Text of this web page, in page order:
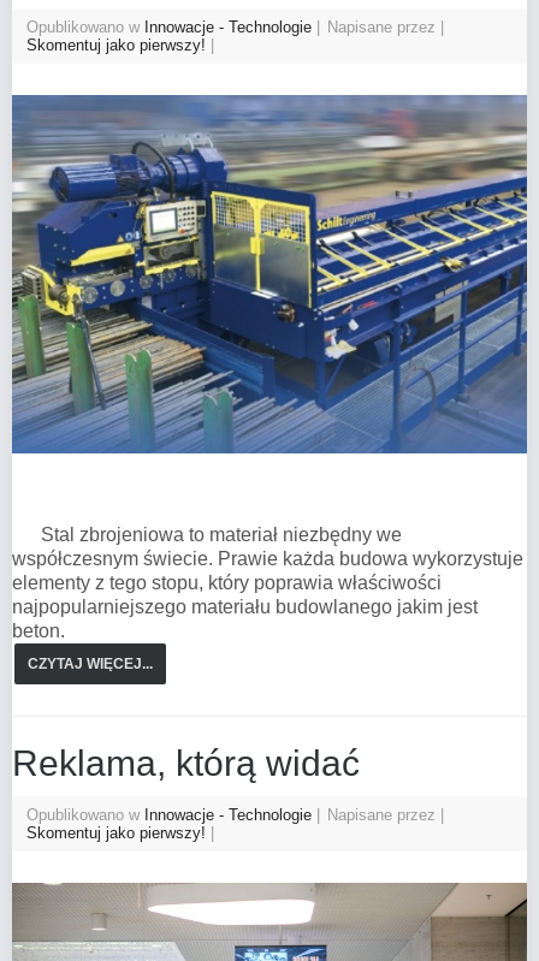
Opublikowano w Innowacje - Technologie
Napisane przez
Skomentuj jako pierwszy!
Stal zbrojeniowa to materiał niezbędny we
współczesnym świecie. Prawie każda budowa wykorzystuje
elementy z tego stopu, który poprawia właściwości
najpopularniejszego materiału budowlanego jakim jest
beton.
CZYTAJ WIĘCEJ...
Reklama, którą widać
Opublikowano w Innowacje - Technologie
Napisane przez
Skomentuj jako pierwszy!